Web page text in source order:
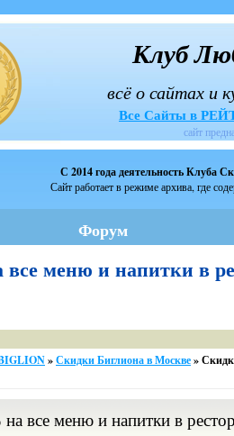
Клуб
всё о сайтах и
Все Сайты в
сайт
С 2014 года деятельность Клуба
Сайт работает в режиме архива, где
Форум
все меню и напитки в
»Скидки Биглиона в Москве»
все меню и напитки в